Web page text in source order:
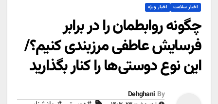
اخبار سلامت اخبار ویژه
چگونه روابطمان را در برابر
فرسایش عاطفی مرزبندی کنیم؟/
این نوع دوستی‌ها را کنار بگذارید
By
Dehghani